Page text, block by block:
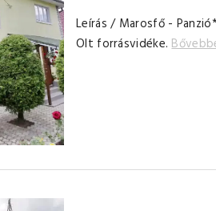
Leírás / Marosfő -
Olt forrásvidéke.